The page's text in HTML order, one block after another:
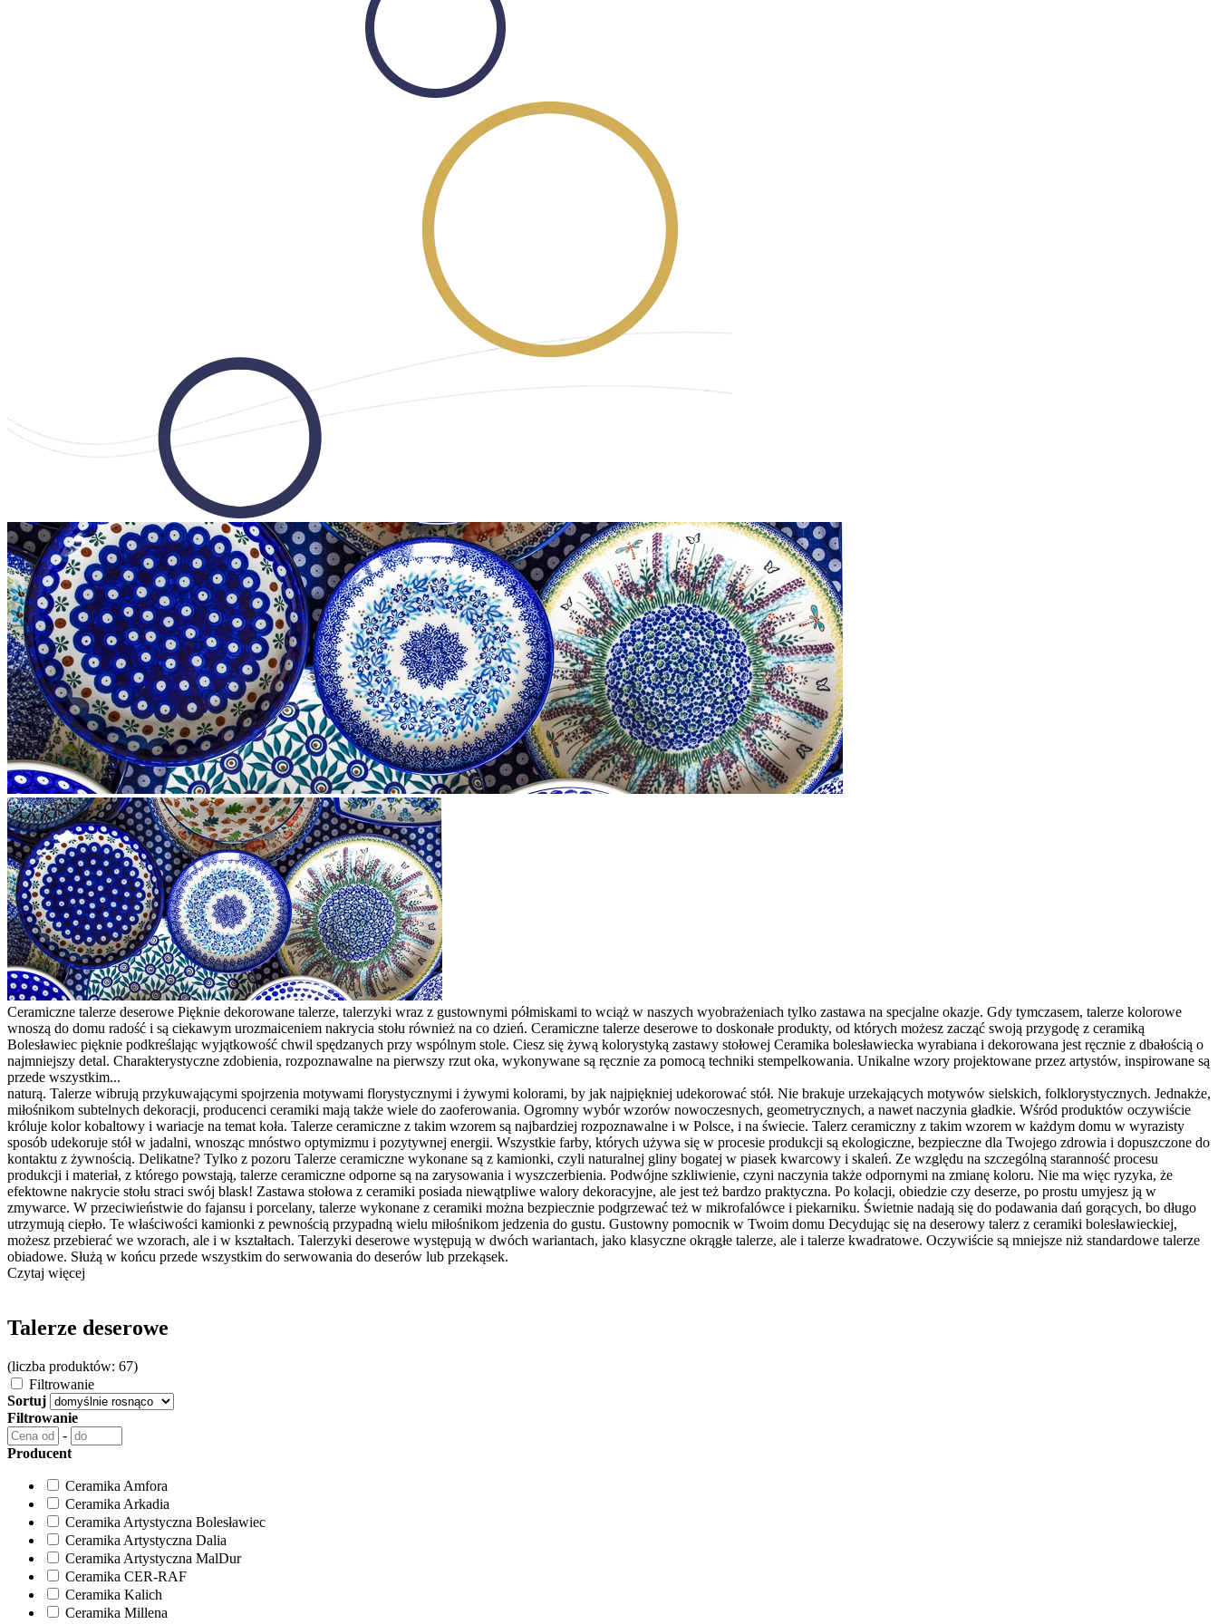
Ceramiczne talerze deserowe Pięknie dekorowane talerze, talerzyki wraz z gustownymi półmiskami to wciąż w naszych wyobrażeniach tylko zastawa na specjalne okazje. Gdy tymczasem, talerze kolorowe
wnoszą do domu radość i są ciekawym urozmaiceniem nakrycia stołu również na co dzień. Ceramiczne talerze deserowe to doskonałe produkty, od których możesz zacząć swoją przygodę z ceramiką
Bolesławiec pięknie podkreślając wyjątkowość chwil spędzanych przy wspólnym stole. Ciesz się żywą kolorystyką zastawy stołowej Ceramika bolesławiecka wyrabiana i dekorowana jest ręcznie z dbałością o
najmniejszy detal. Charakterystyczne zdobienia, rozpoznawalne na pierwszy rzut oka, wykonywane są ręcznie za pomocą techniki stempelkowania. Unikalne wzory projektowane przez artystów, inspirowane są
przede wszystkim...
naturą. Talerze wibrują przykuwającymi spojrzenia motywami florystycznymi i żywymi kolorami, by jak najpiękniej udekorować stół. Nie brakuje urzekających motywów sielskich, folklorystycznych. Jednakże,
miłośnikom subtelnych dekoracji, producenci ceramiki mają także wiele do zaoferowania. Ogromny wybór wzorów nowoczesnych, geometrycznych, a nawet naczynia gładkie. Wśród produktów oczywiście
króluje kolor kobaltowy i wariacje na temat koła. Talerze ceramiczne z takim wzorem są najbardziej rozpoznawalne i w Polsce, i na świecie. Talerz ceramiczny z takim wzorem w każdym domu w wyrazisty
sposób udekoruje stół w jadalni, wnosząc mnóstwo optymizmu i pozytywnej energii. Wszystkie farby, których używa się w procesie produkcji są ekologiczne, bezpieczne dla Twojego zdrowia i dopuszczone do
kontaktu z żywnością. Delikatne? Tylko z pozoru Talerze ceramiczne wykonane są z kamionki, czyli naturalnej gliny bogatej w piasek kwarcowy i skaleń. Ze względu na szczególną staranność procesu
produkcji i materiał, z którego powstają, talerze ceramiczne odporne są na zarysowania i wyszczerbienia. Podwójne szkliwienie, czyni naczynia także odpornymi na zmianę koloru. Nie ma więc ryzyka, że
efektowne nakrycie stołu straci swój blask! Zastawa stołowa z ceramiki posiada niewątpliwe walory dekoracyjne, ale jest też bardzo praktyczna. Po kolacji, obiedzie czy deserze, po prostu umyjesz ją w
zmywarce. W przeciwieństwie do fajansu i porcelany, talerze wykonane z ceramiki można bezpiecznie podgrzewać też w mikrofalówce i piekarniku. Świetnie nadają się do podawania dań gorących, bo długo
utrzymują ciepło. Te właściwości kamionki z pewnością przypadną wielu miłośnikom jedzenia do gustu. Gustowny pomocnik w Twoim domu Decydując się na deserowy talerz z ceramiki bolesławieckiej,
możesz przebierać we wzorach, ale i w kształtach. Talerzyki deserowe występują w dwóch wariantach, jako klasyczne okrągłe talerze, ale i talerze kwadratowe. Oczywiście są mniejsze niż standardowe talerze
obiadowe. Służą w końcu przede wszystkim do serwowania do deserów lub przekąsek.
Czytaj więcej
Talerze deserowe
(liczba produktów: 67)
Filtrowanie
Sortuj
Filtrowanie
-
Producent
Ceramika Amfora
Ceramika Arkadia
Ceramika Artystyczna Bolesławiec
Ceramika Artystyczna Dalia
Ceramika Artystyczna MalDur
Ceramika CER-RAF
Ceramika Kalich
Ceramika Millena